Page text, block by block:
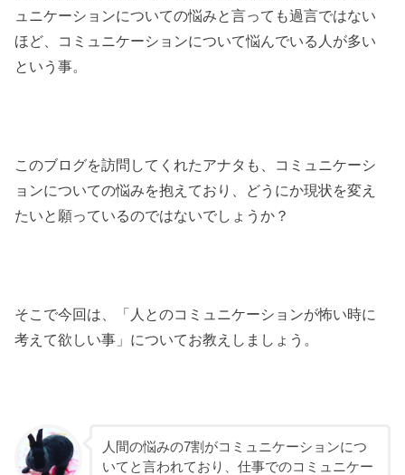
ュニケーションについての悩みと言っても過言ではない
ほど、コミュニケーションについて悩んでいる人が多い
という事。
このブログを訪問してくれたアナタも、コミュニケーシ
ョンについての悩みを抱えており、どうにか現状を変え
たいと願っているのではないでしょうか？
そこで今回は、「人とのコミュニケーションが怖い時に
考えて欲しい事」についてお教えしましょう。
人間の悩みの7割がコミュニケーションにつ
いてと言われており、仕事でのコミュニケー